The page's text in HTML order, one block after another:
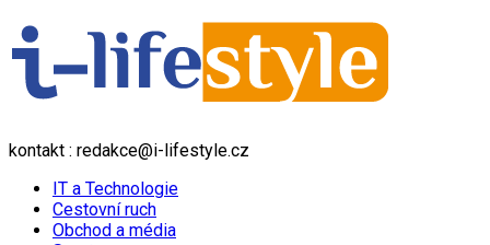
kontakt : redakce@i-lifestyle.cz
IT a Technologie
Cestovní ruch
Obchod a média